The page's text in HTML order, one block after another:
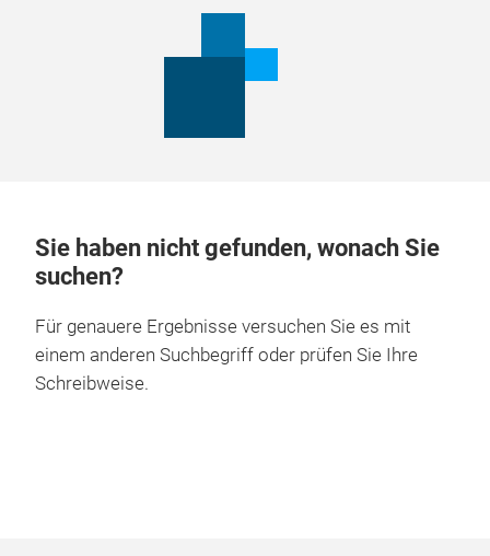
Sie haben nicht gefunden, wonach Sie
suchen?
Für genauere Ergebnisse versuchen Sie es mit
einem anderen Suchbegriff oder prüfen Sie Ihre
Schreibweise.